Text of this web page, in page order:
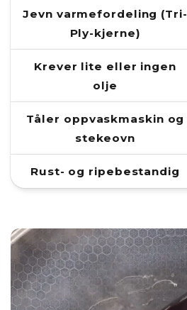
Jevn varmefordeling (Tri-
Ply-kjerne)
Krever lite eller ingen
olje
Tåler oppvaskmaskin og
stekeovn
Rust- og ripebestandig